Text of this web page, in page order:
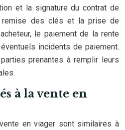
et la signature du contrat de
remise des clés et la prise de
le paiement de la rente
incidents de paiement.
prenantes à remplir leurs
à la vente en
en viager sont similaires à